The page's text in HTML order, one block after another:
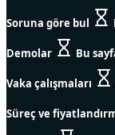
Soruna göre bul
Demolar Bu
Vaka çalışmaları
Süreç ve